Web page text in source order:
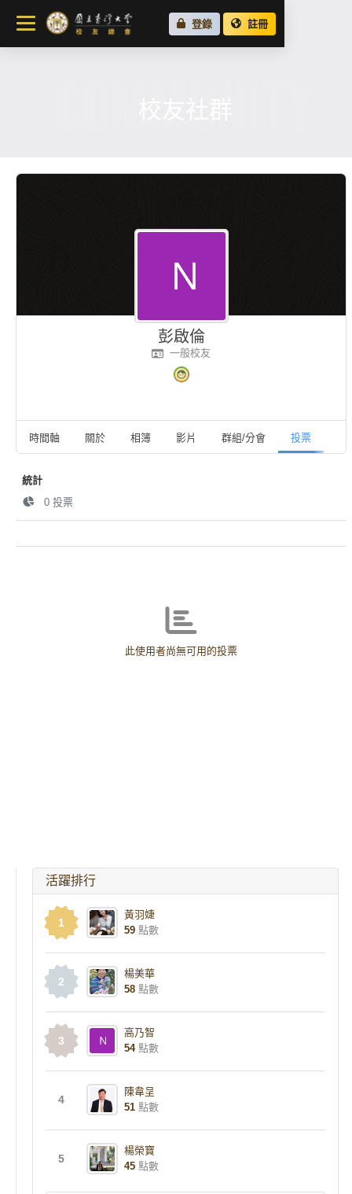
關於總會
最新消息
登錄 註冊
彭啟倫
一般校友
時間軸 關於 相簿 影片 群組/分會 投票
統計
0 投票
此使用者尚無可用的投票
活躍排行
1
黃羽婕
59 點數
2
楊美華
58 點數
3
高乃智
54 點數
4
陳韋呈
51 點數
5
楊榮寶
45 點數